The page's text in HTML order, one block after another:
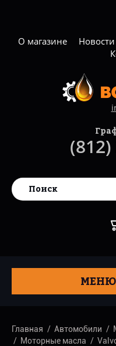
О магазине
(812)
МЕНЮ
Главная Автомобили
Моторные масла